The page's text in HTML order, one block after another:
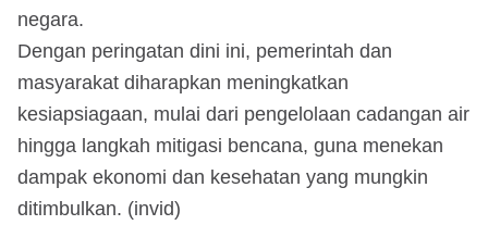
negara.
Dengan peringatan dini ini, pemerintah dan
masyarakat diharapkan meningkatkan
kesiapsiagaan, mulai dari pengelolaan cadangan air
hingga langkah mitigasi bencana, guna menekan
dampak ekonomi dan kesehatan yang mungkin
ditimbulkan. (invid)